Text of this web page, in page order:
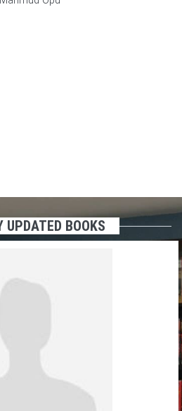
UPDATED BOOKS